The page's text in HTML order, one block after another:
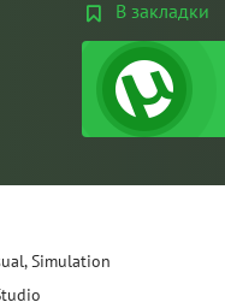
В закладки
Simulation